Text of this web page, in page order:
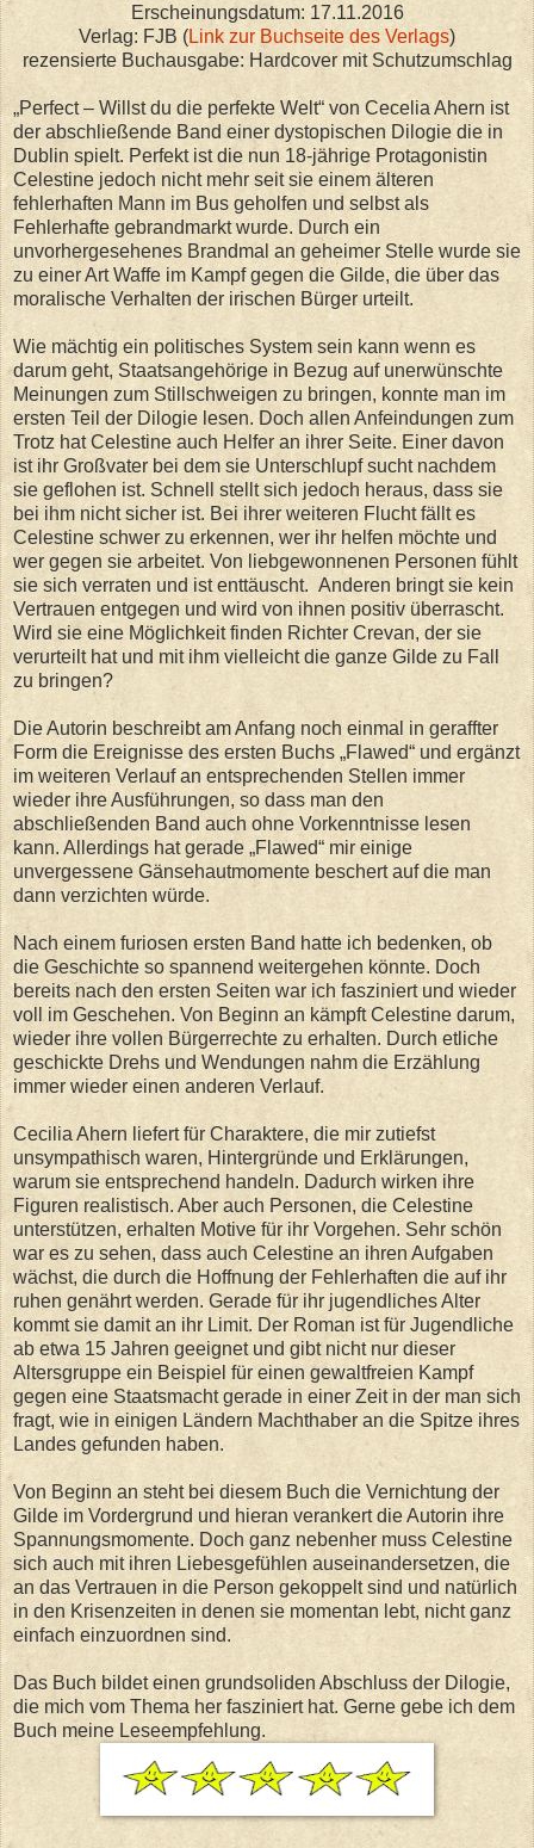
Erscheinungsdatum: 17.11.2016
Verlag: FJB (Link zur Buchseite des Verlags)
rezensierte Buchausgabe: Hardcover mit Schutzumschlag
„Perfect – Willst du die perfekte Welt“ von Cecelia Ahern ist
der abschließende Band einer dystopischen Dilogie die in
Dublin spielt. Perfekt ist die nun 18-jährige Protagonistin
Celestine jedoch nicht mehr seit sie einem älteren
fehlerhaften Mann im Bus geholfen und selbst als
Fehlerhafte gebrandmarkt wurde. Durch ein
unvorhergesehenes Brandmal an geheimer Stelle wurde sie
zu einer Art Waffe im Kampf gegen die Gilde, die über das
moralische Verhalten der irischen Bürger urteilt.
Wie mächtig ein politisches System sein kann wenn es
darum geht, Staatsangehörige in Bezug auf unerwünschte
Meinungen zum Stillschweigen zu bringen, konnte man im
ersten Teil der Dilogie lesen. Doch allen Anfeindungen zum
Trotz hat Celestine auch Helfer an ihrer Seite. Einer davon
ist ihr Großvater bei dem sie Unterschlupf sucht nachdem
sie geflohen ist. Schnell stellt sich jedoch heraus, dass sie
bei ihm nicht sicher ist. Bei ihrer weiteren Flucht fällt es
Celestine schwer zu erkennen, wer ihr helfen möchte und
wer gegen sie arbeitet. Von liebgewonnenen Personen fühlt
sie sich verraten und ist enttäuscht. Anderen bringt sie kein
Vertrauen entgegen und wird von ihnen positiv überrascht.
Wird sie eine Möglichkeit finden Richter Crevan, der sie
verurteilt hat und mit ihm vielleicht die ganze Gilde zu Fall
zu bringen?
Die Autorin beschreibt am Anfang noch einmal in geraffter
Form die Ereignisse des ersten Buchs „Flawed“ und ergänzt
im weiteren Verlauf an entsprechenden Stellen immer
wieder ihre Ausführungen, so dass man den
abschließenden Band auch ohne Vorkenntnisse lesen
kann. Allerdings hat gerade „Flawed“ mir einige
unvergessene Gänsehautmomente beschert auf die man
dann verzichten würde.
Nach einem furiosen ersten Band hatte ich bedenken, ob
die Geschichte so spannend weitergehen könnte. Doch
bereits nach den ersten Seiten war ich fasziniert und wieder
voll im Geschehen. Von Beginn an kämpft Celestine darum,
wieder ihre vollen Bürgerrechte zu erhalten. Durch etliche
geschickte Drehs und Wendungen nahm die Erzählung
immer wieder einen anderen Verlauf.
Cecilia Ahern liefert für Charaktere, die mir zutiefst
unsympathisch waren, Hintergründe und Erklärungen,
warum sie entsprechend handeln. Dadurch wirken ihre
Figuren realistisch. Aber auch Personen, die Celestine
unterstützen, erhalten Motive für ihr Vorgehen. Sehr schön
war es zu sehen, dass auch Celestine an ihren Aufgaben
wächst, die durch die Hoffnung der Fehlerhaften die auf ihr
ruhen genährt werden. Gerade für ihr jugendliches Alter
kommt sie damit an ihr Limit. Der Roman ist für Jugendliche
ab etwa 15 Jahren geeignet und gibt nicht nur dieser
Altersgruppe ein Beispiel für einen gewaltfreien Kampf
gegen eine Staatsmacht gerade in einer Zeit in der man sich
fragt, wie in einigen Ländern Machthaber an die Spitze ihres
Landes gefunden haben.
Von Beginn an steht bei diesem Buch die Vernichtung der
Gilde im Vordergrund und hieran verankert die Autorin ihre
Spannungsmomente. Doch ganz nebenher muss Celestine
sich auch mit ihren Liebesgefühlen auseinandersetzen, die
an das Vertrauen in die Person gekoppelt sind und natürlich
in den Krisenzeiten in denen sie momentan lebt, nicht ganz
einfach einzuordnen sind.
Das Buch bildet einen grundsoliden Abschluss der Dilogie,
die mich vom Thema her fasziniert hat. Gerne gebe ich dem
Buch meine Leseempfehlung.